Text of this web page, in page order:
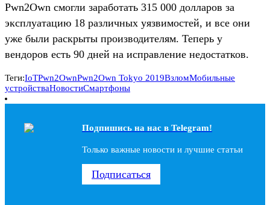
Pwn2Own смогли заработать 315 000 долларов за
эксплуатацию 18 различных уязвимостей, и все они
уже были раскрыты производителям. Теперь у
вендоров есть 90 дней на исправление недостатков.
Теги:IoTPwn2OwnPwn2Own Tokyo 2019ВзломМобильные
устройстваНовостиСмартфоны
Подпишись на наc в Telegram!
Только важные новости и лучшие статьи
Подписаться